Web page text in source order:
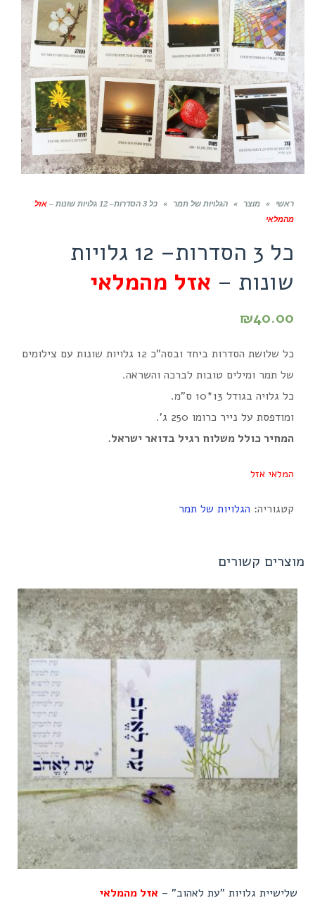
ראשי » מוצר » הגלויות של תמר » כל 3 הסדרות– 12 גלויות שונות –
אזל
מהמלאי
כל 3 הסדרות– 12 גלויות
שונות – אזל מהמלאי
₪40.00
כל שלושת הסדרות ביחד ובסה"כ 12 גלויות שונות עם צילומים
של תמר ומילים טובות לברכה והשראה.
כל גלויה בגודל 13*10 ס"מ.
ומודפסת על נייר כרומו 250 ג'.
המחיר כולל משלוח רגיל בדואר ישראל.
המלאי אזל
קטגוריה: הגלויות של תמר
מוצרים קשורים
שלישיית גלויות "עת לאהוב" – אזל מהמלאי